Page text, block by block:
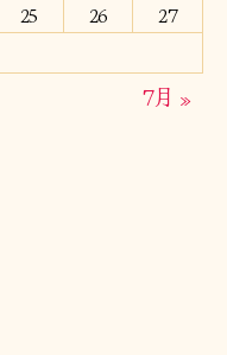
25 26
27
7月 »